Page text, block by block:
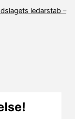
ledarstab –